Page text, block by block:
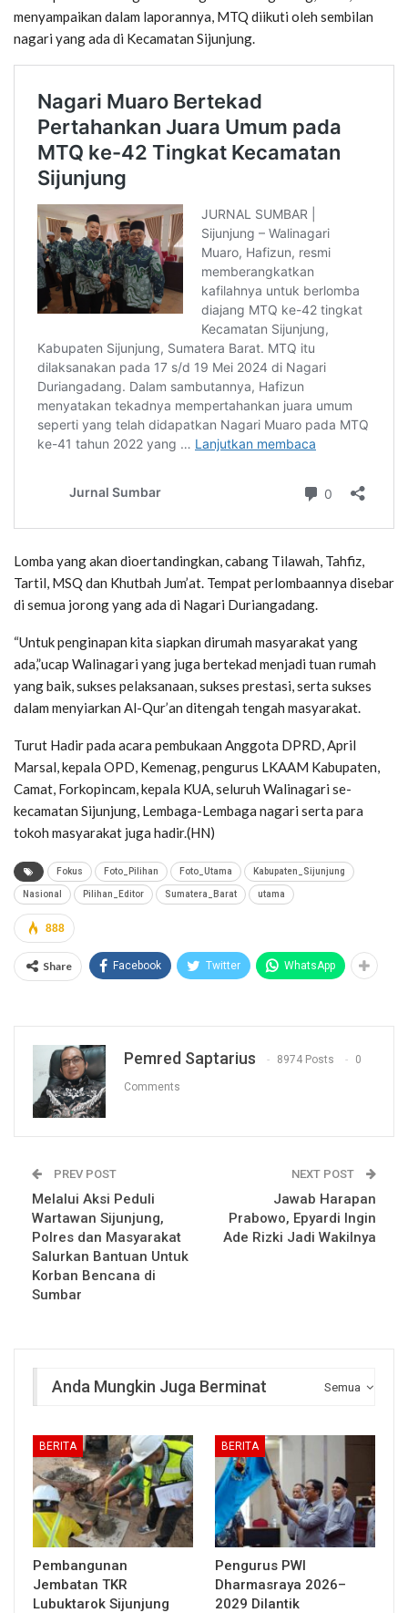
menyampaikan dalam laporannya, MTQ diikuti oleh sembilan
nagari yang ada di Kecamatan Sijunjung.
Lomba yang akan dioertandingkan, cabang Tilawah, Tahfiz,
Tartil, MSQ dan Khutbah Jum’at. Tempat perlombaannya disebar
di semua jorong yang ada di Nagari Duriangadang.
“Untuk penginapan kita siapkan dirumah masyarakat yang
ada,”ucap Walinagari yang juga bertekad menjadi tuan rumah
yang baik, sukses pelaksanaan, sukses prestasi, serta sukses
dalam menyiarkan Al-Qur’an ditengah tengah masyarakat.
Turut Hadir pada acara pembukaan Anggota DPRD, April
Marsal, kepala OPD, Kemenag, pengurus LKAAM Kabupaten,
Camat, Forkopincam, kepala KUA, seluruh Walinagari se-
kecamatan Sijunjung, Lembaga-Lembaga nagari serta para
tokoh masyarakat juga hadir.(HN)
Fokus Foto_Pilihan Foto_Utama Kabupaten_Sijunjung
Nasional Pilihan_Editor Sumatera_Barat utama
888
Share Facebook Twitter WhatsApp
Pemred Saptarius 8974 Posts 0
Comments
PREV POST
Melalui Aksi Peduli
Wartawan Sijunjung,
Polres dan Masyarakat
Salurkan Bantuan Untuk
Korban Bencana di
Sumbar
NEXT POST
Jawab Harapan
Prabowo, Epyardi Ingin
Ade Rizki Jadi Wakilnya
Semua
Anda Mungkin Juga Berminat
BERITA
Pembangunan
Jembatan TKR
Lubuktarok Sijunjung
BERITA
Pengurus PWI
Dharmasraya 2026–
2029 Dilantik